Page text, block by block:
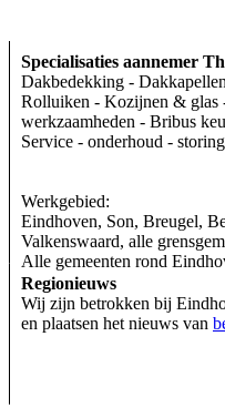
Specialisaties aannemer
Dakbedekking -
Rolluiken - Kozijnen & glas
werkzaamheden - Bribus
Service - onderhoud -
Werkgebied:
Eindhoven, Son, Breugel,
Valkenswaard, alle
Alle gemeenten rond
Regionieuws
Wij zijn betrokken bij
en plaatsen het nieuws van